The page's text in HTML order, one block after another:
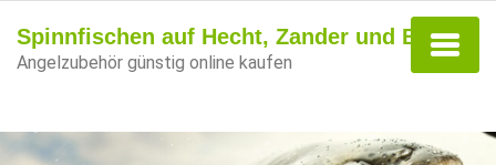
Spinnfischen auf Hecht, Zander und Barsch
Angelzubehör günstig online kaufen